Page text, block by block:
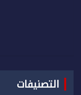
التصنيفات